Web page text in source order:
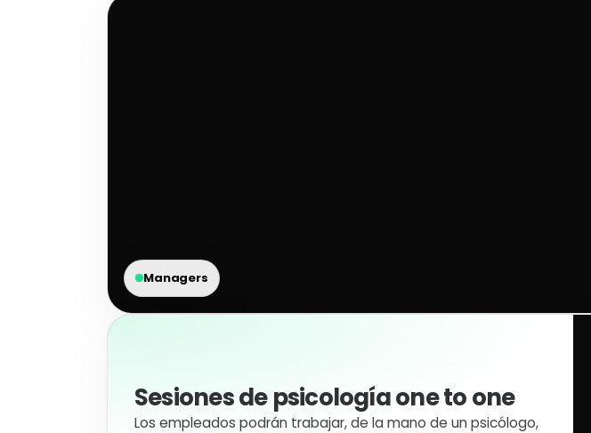
Managers
Sesiones de psicología one to one
Los empleados podrán trabajar, de la mano de un psicólogo,